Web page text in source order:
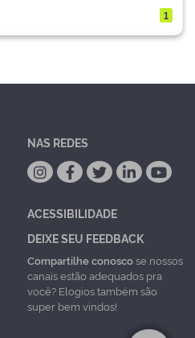
1
NAS REDES
ACESSIBILIDADE
DEIXE SEU FEEDBACK
Compartilhe conoscose nossos
canais estão adequados pra
você? Elogios também são
super bem vindos!